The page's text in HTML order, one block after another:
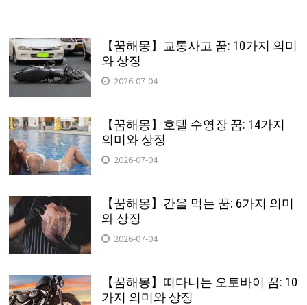
【꿈해몽】교통사고 꿈: 10가지 의미
와 상징
2026-07-04
【꿈해몽】호텔 수영장 꿈: 14가지
의미와 상징
2026-07-04
【꿈해몽】간을 먹는 꿈: 6가지 의미
와 상징
2026-07-04
【꿈해몽】떠다니는 오토바이 꿈: 10
가지 의미와 상징